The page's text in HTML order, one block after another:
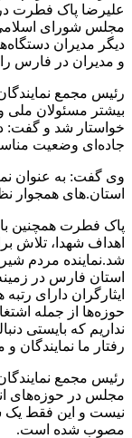
علیرضا پاک فطرت
مجلس شورای اسلامی
دیگر مدیران
و مدیران در فارس
رئیس مجمع
بیشتر مسئولان ملی
خواستار شد و گفت:
جاده‌ای وضعیت
وی گفت: به عنوان
استان.های همجوار
پاک فطرت همچنین
اهداف شهدا، تلاش‌
شد.نماینده مردم
استان فارس در
ایثارگران دارای
حوزه‌ها از جمله
نداریم که بایستی
رفتار ما نمایندگان
رئیس مجمع
مجلس در حوزه‌های
نیست و این فقط یک
مصوب شده است.